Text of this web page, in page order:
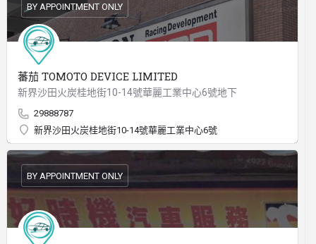
蕃茄 TOMOTO DEVICE LIMITED
新界沙田火炭桂地街10-14號華麗工業中心6號地下
29888787
新界沙田火炭桂地街10-14號華麗工業中心6號
BY APPOINTMENT ONLY
BY APPOINTMENT ONLY